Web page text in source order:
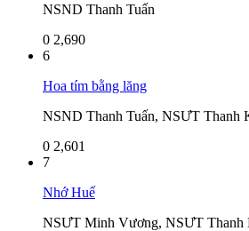
NSND Thanh Tuấn
0 2,690
6
Hoa tím bằng lăng
NSND Thanh Tuấn, NSƯT Thanh
0 2,601
7
Nhớ Huế
NSƯT Minh Vương, NSƯT Thanh